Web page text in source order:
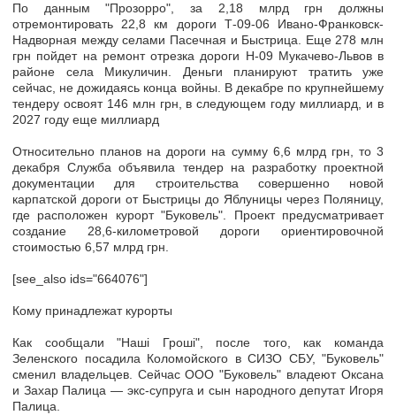
По данным "Прозорро", за 2,18 млрд грн должны
отремонтировать 22,8 км дороги Т-09-06 Ивано-Франковск-
Надворная между селами Пасечная и Быстрица. Еще 278 млн
грн пойдет на ремонт отрезка дороги Н-09 Мукачево-Львов в
районе села Микуличин. Деньги планируют тратить уже
сейчас, не дожидаясь конца войны. В декабре по крупнейшему
тендеру освоят 146 млн грн, в следующем году миллиард, и в
2027 году еще миллиард
Относительно планов на дороги на сумму 6,6 млрд грн, то 3
декабря Служба объявила тендер на разработку проектной
документации для строительства совершенно новой
карпатской дороги от Быстрицы до Яблуницы через Поляницу,
где расположен курорт "Буковель". Проект предусматривает
создание 28,6-километровой дороги ориентировочной
стоимостью 6,57 млрд грн.
[see_also ids="664076"]
Кому принадлежат курорты
Как сообщали "Наші Гроші", после того, как команда
Зеленского посадила Коломойского в СИЗО СБУ, "Буковель"
сменил владельцев. Сейчас ООО "Буковель" владеют Оксана
и Захар Палица — экс-супруга и сын народного депутат Игоря
Палица.